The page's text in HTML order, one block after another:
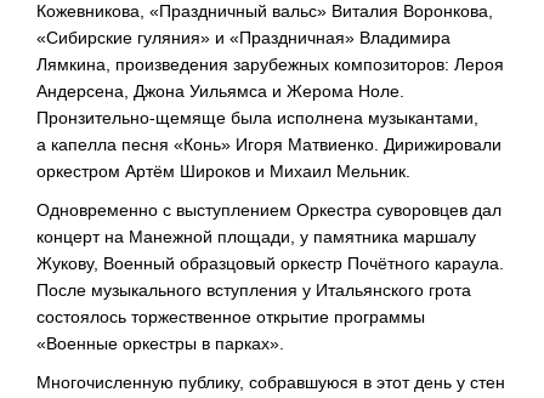
Кожевникова, «Праздничный вальс» Виталия Воронкова,
«Сибирские гуляния» и «Праздничная» Владимира
Лямкина, произведения зарубежных композиторов: Лероя
Андерсена, Джона Уильямса и Жерома Ноле.
Пронзительно-щемяще была исполнена музыкантами,
а капелла песня «Конь» Игоря Матвиенко. Дирижировали
оркестром Артём Широков и Михаил Мельник.
Одновременно с выступлением Оркестра суворовцев дал
концерт на Манежной площади, у памятника маршалу
Жукову, Военный образцовый оркестр Почётного караула.
После музыкального вступления у Итальянского грота
состоялось торжественное открытие программы
«Военные оркестры в парках».
Многочисленную публику, собравшуюся в этот день у стен